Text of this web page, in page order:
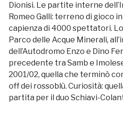
Dionisi. Le partite interne
Romeo Galli: terreno di gioco
capienza di 4000 spettatori.
Parco delle Acque Minerali,
dell’Autodromo Enzo e Dino
precedente tra Samb e
2001/02, quella che terminò
off dei rossoblù. Curiosità:
partita per il duo Schiavi-